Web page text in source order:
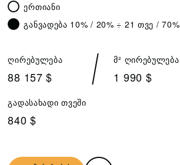
ერთიანი
განვადება 10% / 20% ÷ 21 თვე / 70%
ღირებულება
88 157 $
მ² ღირებულება
1 990 $
გადასახადი თვეში
840 $